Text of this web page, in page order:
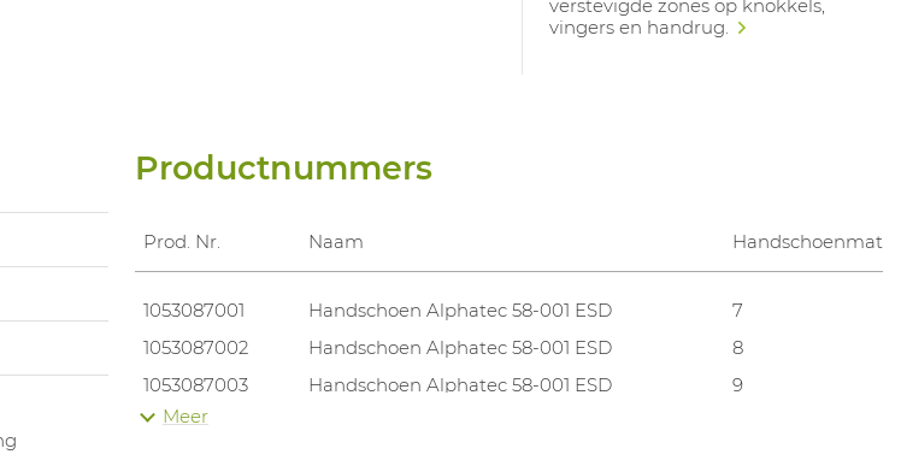
verstevigde zones op knokkels,
vingers en handrug.
Productnummers
Prod. Nr. Naam
1053087001 Handschoen Alphatec 58-001 ESD
7
1053087002
Handschoen Alphatec 58-001 ESD
8
1053087003
Handschoen Alphatec 58-001 ESD
9
1053087004
Meer